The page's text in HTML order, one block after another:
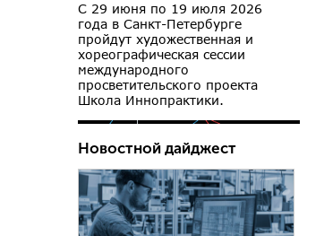
С 29 июня по 19 июля 2026
года в Санкт-Петербурге
пройдут художественная и
хореографическая сессии
международного
просветительского проекта
Школа Иннопрактики.
Новостной дайджест